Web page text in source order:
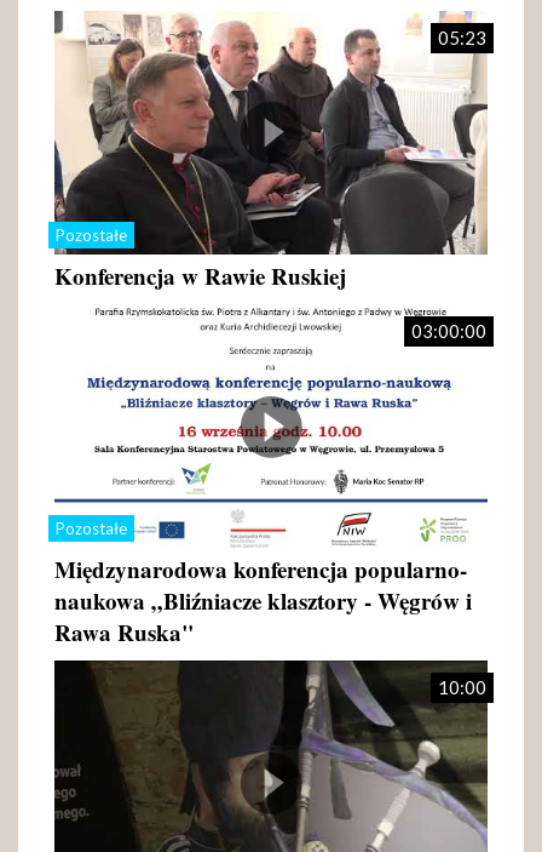
Pozostałe
05:23
Konferencja w Rawie Ruskiej
Pozostałe
03:00:00
Międzynarodowa konferencja popularno-
naukowa „Bliźniacze klasztory - Węgrów i
Rawa Ruska"
10:00